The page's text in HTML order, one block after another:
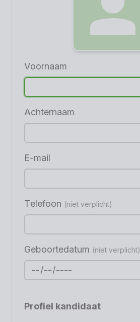
Voornaam
Achternaam
E-mail
Telefoon (niet verplicht)
Geboortedatum (niet verplicht)
Profiel kandidaat